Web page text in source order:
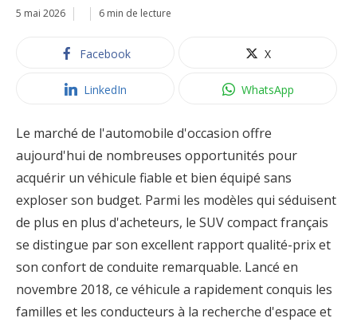
5 mai 2026 6 min de lecture
Facebook X
LinkedIn WhatsApp
Le marché de l'automobile d'occasion offre
aujourd'hui de nombreuses opportunités pour
acquérir un véhicule fiable et bien équipé sans
exploser son budget. Parmi les modèles qui séduisent
de plus en plus d'acheteurs, le SUV compact français
se distingue par son excellent rapport qualité-prix et
son confort de conduite remarquable. Lancé en
novembre 2018, ce véhicule a rapidement conquis les
familles et les conducteurs à la recherche d'espace et